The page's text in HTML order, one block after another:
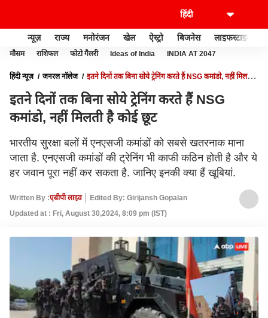
न्यूज़ राज्य मनोरंजन खेल ऐस्ट्रो बिजनेस लाइफस्टाइल
मौसम राशिफल फोटो गैलरी Ideas of India INDIA AT 2047
हिंदी न्यूज़ जनरल नॉलेज
इतने दिनों तक बिना सोये ट्रेनिंग करते हैं NSG कमांडो, नहीं मिलती है
इतने दिनों तक बिना सोये ट्रेनिंग करते हैं NSG
कमांडो, नहीं मिलती है कोई छूट
भारतीय सुरक्षा बलों में एनएसजी कमांडों को सबसे खतरनाक माना
जाता है. एनएसजी कमांडों की ट्रेनिंग भी काफी कठिन होती है और ये
हर जवान पूरा नहीं कर सकता है. जानिए इनकी क्या हैं खूबियां.
Written By :एबीपी लाइव
Edited By: Girijansh Gopalan
Updated at : Fri, August 30,2024, 8:09 pm (IST)